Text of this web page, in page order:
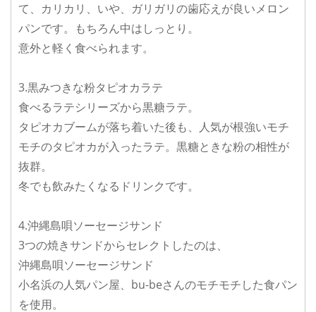
て、カリカリ、いや、ガリガリの歯応えが良いメロン
パンです。もちろん中はしっとり。
意外と軽く食べられます。
3.黒みつきな粉タピオカラテ
食べるラテシリーズから黒糖ラテ。
タピオカブームが落ち着いた後も、人気が根強いモチ
モチのタピオカが入ったラテ。黒糖ときな粉の相性が
抜群。
冬でも飲みたくなるドリンクです。
4.沖縄島唄ソーセージサンド
3つの焼きサンドからセレクトしたのは、
沖縄島唄ソーセージサンド
小名浜の人気パン屋、bu-beさんのモチモチした食パン
を使用。